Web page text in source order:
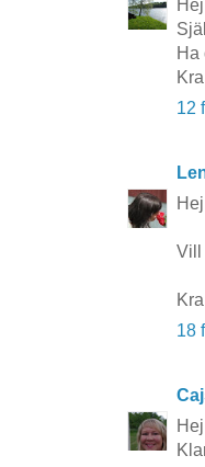
Ha
12
Vill
18